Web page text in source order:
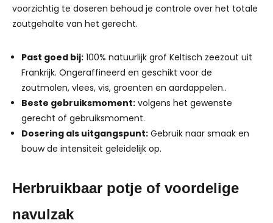
voorzichtig te doseren behoud je controle over het totale
zoutgehalte van het gerecht.
Past goed bij: 100% natuurlijk grof Keltisch zeezout uit
Frankrijk. Ongeraffineerd en geschikt voor de
zoutmolen, vlees, vis, groenten en aardappelen..
Beste gebruiksmoment: volgens het gewenste
gerecht of gebruiksmoment.
Dosering als uitgangspunt: Gebruik naar smaak en
bouw de intensiteit geleidelijk op.
Herbruikbaar potje of voordelige
navulzak